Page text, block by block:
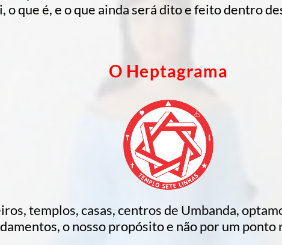
o que é, e o que ainda será dito e feito dentro
O Heptagrama
templos, casas, centros de Umbanda,
o nosso propósito e não por um ponto